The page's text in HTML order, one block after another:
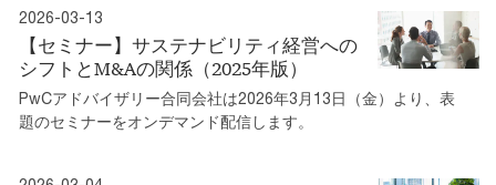
2026-03-13
【セミナー】サステナビリティ経営への
シフトとM&Aの関係（2025年版）
PwCアドバイザリー合同会社は2026年3月13日（金）より、表
題のセミナーをオンデマンド配信します。